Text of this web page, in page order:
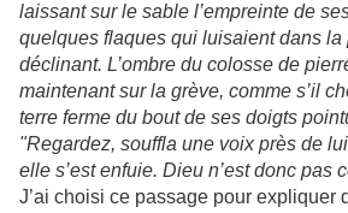
laissant sur le sable l’empreinte de
quelques flaques qui luisaient dans
déclinant. L’ombre du colosse de
maintenant sur la grève, comme s’il
terre ferme du bout de ses doigts
"Regardez, souffla une voix près de
elle s’est enfuie. Dieu n’est donc pas
J’ai choisi ce passage pour expliquer